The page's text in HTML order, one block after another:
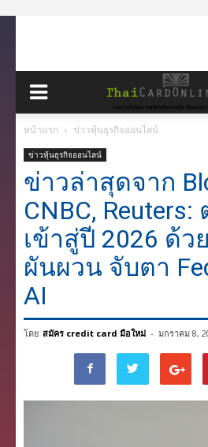
หน้าแรก ข่าวหุ้นธุรกิจออนไลน์
ข่าวหุ้นธุรกิจออนไลน์
ข่าวล่าสุดจาก
CNBC,
เข้าสู่ปี 2026 ด้ว
ผันผวน จับตา
AI
โดย สมัคร credit card มือใหม่ - มกราคม 8,